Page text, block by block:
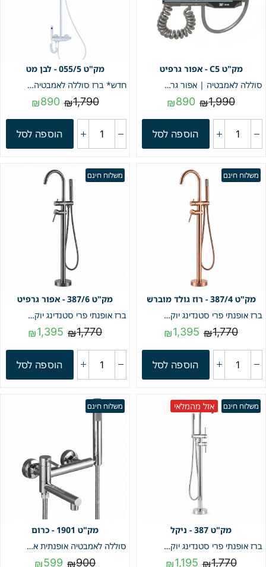
C5 - אפור גרפיט
סוללה לאמבטיה | אפור גרפיט | מק"ט C5
₪1,990
₪890
הוספה לסל
055/5 - לבן מט
חדש* ברז סוללה לאמבטיה "פסנתר" + מוט פינוק | לבן מט | מק"ט 055/5
₪1,790
₪890
הוספה לסל
משלוח חינם
387/4 - רוז גולד מוברש
ברז אופנתי פרי סטנדינג יוקרתי לאמבטיה מונחת מילוי + מזלף יד | רוז גולד מוברש | מק"ט 387/4
₪1,770
₪1,395
הוספה לסל
משלוח חינם
387/6 - אפור גרפיט
ברז אופנתי פרי סטנדינג יוקרתי לאמבטיה מונחת מילוי + מזלף יד אפור גרפיט | מק"ט 387/6
₪1,770
₪1,395
הוספה לסל
משלוח חינם
387 - ניקל
אזל מהמלאי
ברז אופנתי פרי סטנדינג יוקרתי לאמבטיה מונחת מילוי + מזלף יד ניקל מק"ט 387
₪1,770
₪1,195
משלוח חינם
1901 - כרום
סוללה לאמבטיה אופנתית איכותית פיית מילוי מתקפלת +מזלף יד וצינור גמיש | כרום | מק"ט 1901
₪900
₪599